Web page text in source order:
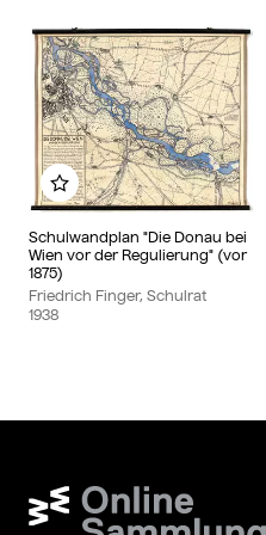
Schulwandplan "Die Donau bei
Wien vor der Regulierung" (vor
1875)
Friedrich Finger, Schulrat
1938
Zu meinem Album
Wien Museum Online